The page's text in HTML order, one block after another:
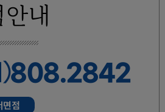
내
808.2842
면점